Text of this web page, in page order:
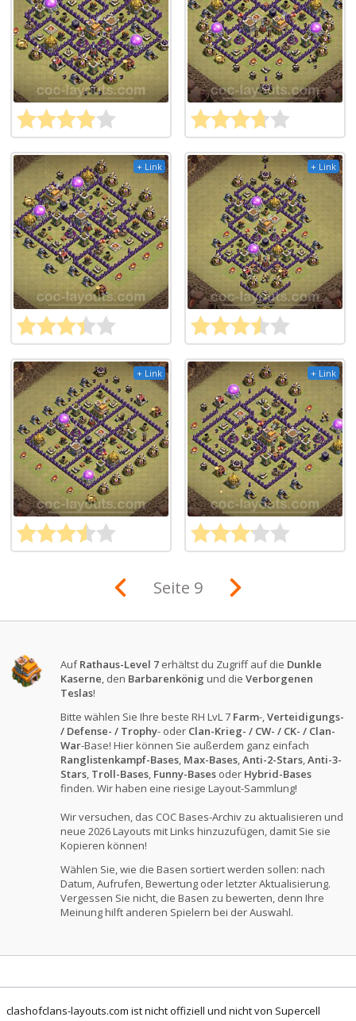
+ Link + Link
+ Link + Link
Seite 9
AufRathaus-Level 7 erhältst du Zugriff auf die Dunkle
Kaserne, den Barbarenkönig und dieVerborgenen
Teslas!
Bitte wählen Sie Ihre beste RH LvL 7 Farm-,Verteidigungs-
/ Defense- / Trophy- oder Clan-Krieg- / CW- / CK- / Clan-
War-Base! Hier können Sie außerdem ganz einfach
Ranglistenkampf-Bases, Max-Bases,Anti-2-Stars,Anti-3-
Stars, Troll-Bases, Funny-Bases oder Hybrid-Bases
finden. Wir haben eine riesige Layout-Sammlung!
Wir versuchen, das COC Bases-Archiv zu aktualisieren und
neue 2026 Layouts mit Links hinzuzufügen, damit Sie sie
Kopieren können!
Wählen Sie, wie die Basen sortiert werden sollen: nach
Datum, Aufrufen, Bewertung oder letzter Aktualisierung.
Vergessen Sie nicht, die Basen zu bewerten, denn Ihre
Meinung hilft anderen Spielern bei der Auswahl.
clashofclans-layouts.com ist nicht offiziell und nicht von Supercell